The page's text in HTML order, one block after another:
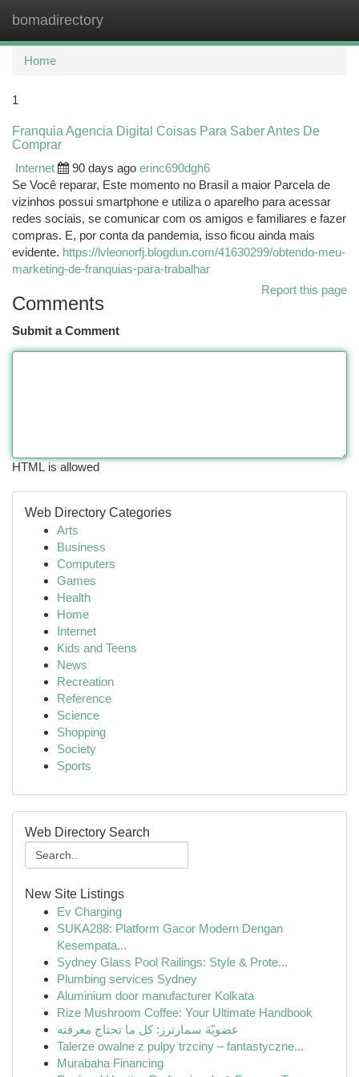
bomadirectory
Home
1
Franquia Agencia Digital Coisas Para Saber Antes De
Comprar
Internet
90 days ago erinc690dgh6
Se Você reparar, Este momento no Brasil a maior Parcela de
vizinhos possui smartphone e utiliza o aparelho para acessar
redes sociais, se comunicar com os amigos e familiares e fazer
compras. E, por conta da pandemia, isso ficou ainda mais
evidente. https://lvleonorfj.blogdun.com/41630299/obtendo-meu-
marketing-de-franquias-para-trabalhar
Report this page
Comments
Submit a Comment
HTML is allowed
Web Directory Categories
Arts
Business
Computers
Games
Health
Home
Internet
Kids and Teens
News
Recreation
Reference
Science
Shopping
Society
Sports
Web Directory Search
New Site Listings
Ev Charging
SUKA288: Platform Gacor Modern Dengan
Kesempata...
Sydney Glass Pool Railings: Style & Prote...
Plumbing services Sydney
Aluminium door manufacturer Kolkata
Rize Mushroom Coffee: Your Ultimate Handbook
عضويّة سمارترز: كل ما تحتاج معرفته
Talerze owalne z pulpy trzciny – fantastyczne...
Murabaha Financing